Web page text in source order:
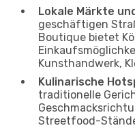
Lokale Märkte
geschäftigen
Boutique bietet
Kunsthandwerk,
Kulinarische
traditionelle
Streetfood-